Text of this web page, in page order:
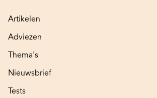
Artikelen
Adviezen
Thema's
Nieuwsbrief
Tests